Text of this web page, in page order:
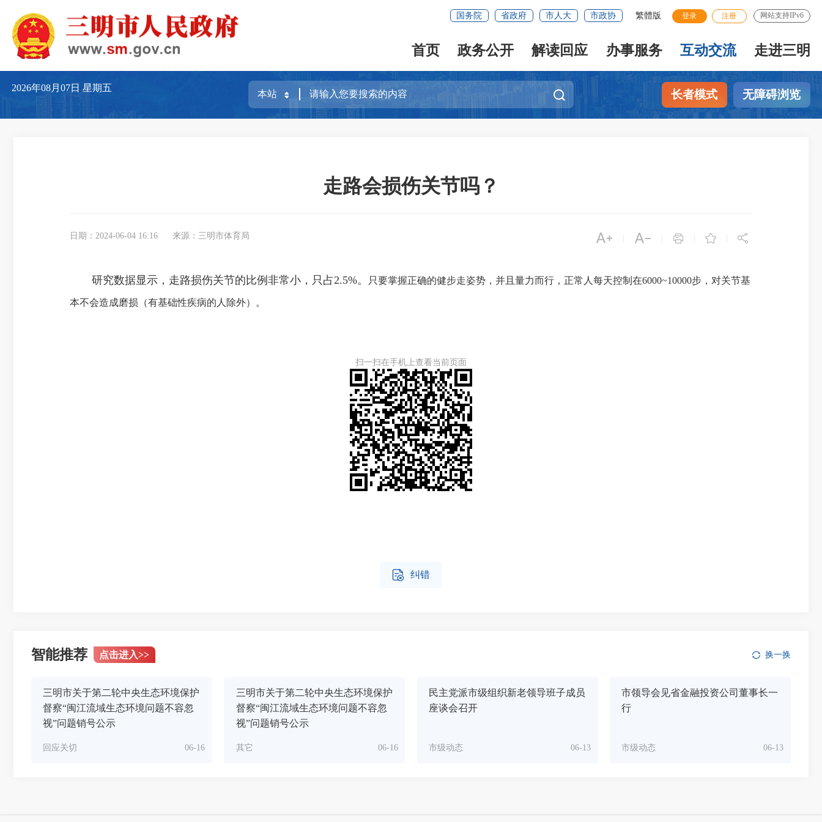
国务院 省政府 市人大 市政协 繁體版 登录 注册 网站支持IPv6
首页 政务公开 解读回应 办事服务 互动交流 走进三明
2026年08月07日星期五
长者模式 无障碍浏览
走路会损伤关节吗？
日期：2024-06-04 16:16 来源：三明市体育局     
研究数据显示，走路损伤关节的比例非常小，只占2.5%。 只要掌握正确的健步走姿势，并且量力而行，正常人每天控制在6000~10000步，对关节基
本不会造成磨损（有基础性疾病的人除外）。
扫一扫在手机上查看当前页面
 纠错
智能推荐 点击进入>> 换一换
三明市关于第二轮中央生态环境保护
督察“闽江流域生态环境问题不容忽
视”问题销号公示
06-16
回应关切
三明市关于第二轮中央生态环境保护
督察“闽江流域生态环境问题不容忽
视”问题销号公示
06-16
其它
民主党派市级组织新老领导班子成员
座谈会召开
06-13
市级动态
市领导会见省金融投资公司董事长一
行
06-13
市级动态